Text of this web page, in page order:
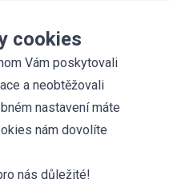
škola
kurz
cookies
Vám poskytovali
a neobtěžovali
nastavení máte
nám dovolíte
nás důležité!